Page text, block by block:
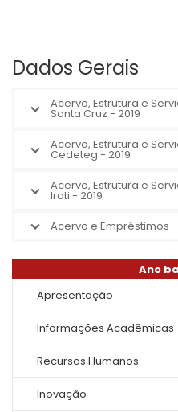
Dados Gerais
Acervo, Estrutura e
Santa Cruz - 2019
Acervo, Estrutura e
Cedeteg - 2019
Acervo, Estrutura e
Irati - 2019
Acervo e Empréstimos -
Ano
Apresentação
Informações Acadêmicas
Recursos Humanos
Inovação